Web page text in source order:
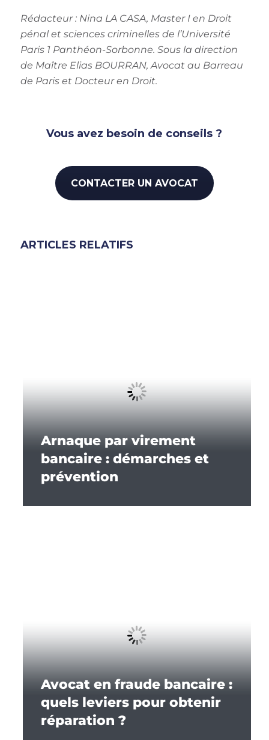
Rédacteur : Nina LA CASA, Master I en Droit
pénal et sciences criminelles de l’Université
Paris 1 Panthéon-Sorbonne. Sous la direction
de Maître Elias BOURRAN, Avocat au Barreau
de Paris et Docteur en Droit.
Vous avez besoin de conseils ?
CONTACTER UN AVOCAT
ARTICLES RELATIFS
Arnaque par virement
bancaire : démarches et
prévention
Avocat en fraude bancaire :
quels leviers pour obtenir
réparation ?